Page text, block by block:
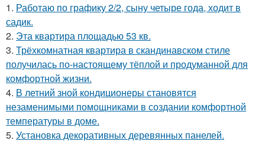
1. Работаю по графику 2/2, сыну четыре года, ходит в
садик.
2. Эта квартира площадью 53 кв.
3. Трёхкомнатная квартира в скандинавском стиле
получилась по-настоящему тёплой и продуманной для
комфортной жизни.
4. В летний зной кондиционеры становятся
незаменимыми помощниками в создании комфортной
температуры в доме.
5. Установка декоративных деревянных панелей.